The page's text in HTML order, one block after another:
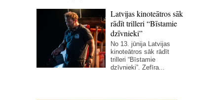
Latvijas kinoteātros sāk
rādīt trilleri “Bīstamie
dzīvnieki”
No 13. jūnija Latvijas
kinoteātros sāk rādīt
trilleri “Bīstamie
dzīvnieki”. Zefīra...